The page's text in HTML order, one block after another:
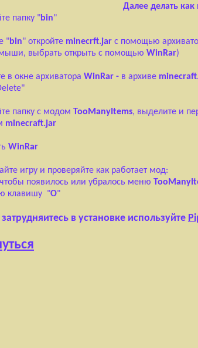
Далее делать как
папку "bin"
"bin" откройте minecrft.jar с помощью
выбрать открыть с помощью WinRar)
в окне архиватора WinRar - в архиве
папку с модом TooManyItems, выделите и
minecraft.jar
WinRar
игру и проверяйте как работает мод:
появилось или убралось меню
клавишу "O"
в установке используйте